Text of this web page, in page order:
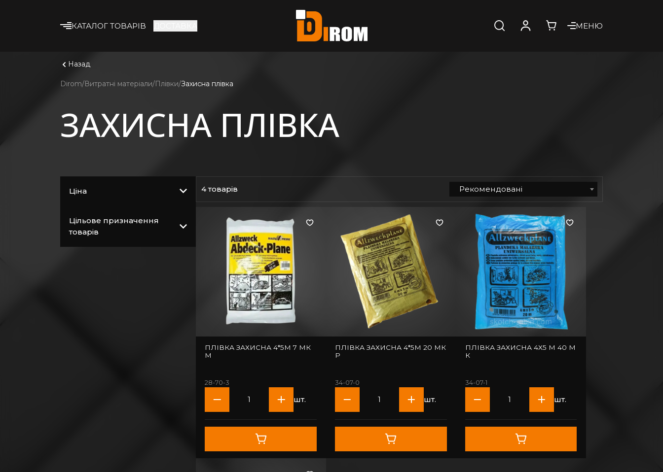
КАТАЛОГ ТОВАРІВ МЕНЮ
комплектуючі
Утеплювач
матеріали
Витратні матеріали
Загальнобудівельні
Назад
Dirom Витратні матеріали Плівки Захисна плівка
ЗАХИСНА ПЛІВКА
Ціна
Цільове призначення
товарів
4 товарів Рекомендовані
ПЛІВКА ЗАХИСНА 4*5М 7 МК
М
28-70-3
шт.
ПЛІВКА ЗАХИСНА 4*5М 20 МК
Р
34-07-0
шт.
ПЛІВКА ЗАХИСНА 4Х5 М 40 М
К
34-07-1
шт.